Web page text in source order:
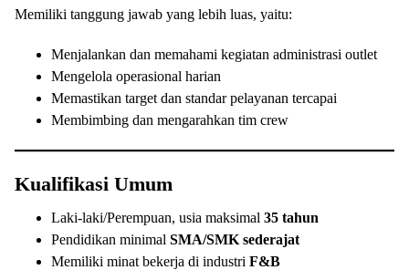
Memiliki tanggung jawab yang lebih luas, yaitu:
Menjalankan dan memahami kegiatan administrasi outlet
Mengelola operasional harian
Memastikan target dan standar pelayanan tercapai
Membimbing dan mengarahkan tim crew
Kualifikasi Umum
Laki-laki/Perempuan, usia maksimal 35 tahun
Pendidikan minimal SMA/SMK sederajat
Memiliki minat bekerja di industri F&B